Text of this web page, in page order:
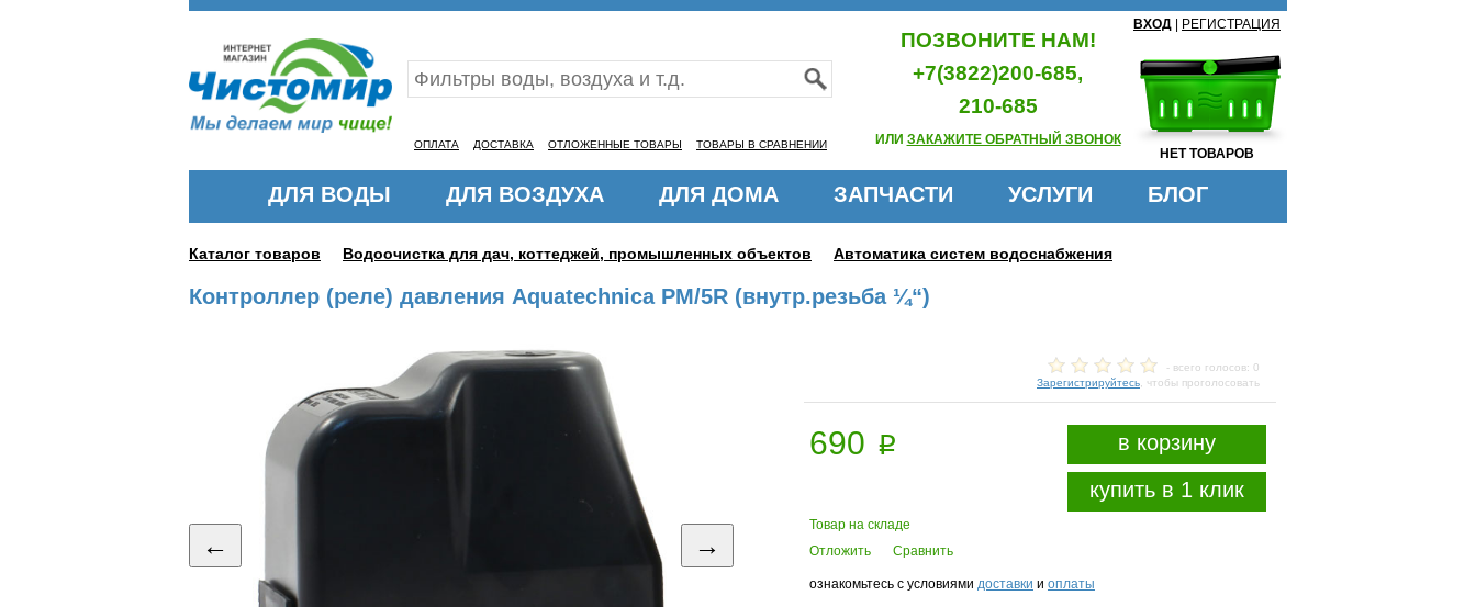
ОПЛАТА ДОСТАВКА ОТЛОЖЕННЫЕ ТОВАРЫ ТОВАРЫ В СРАВНЕНИИ
ПОЗВОНИТЕ НАМ!
+7(3822)200-685,
210-685
ИЛИ ЗАКАЖИТЕ ОБРАТНЫЙ ЗВОНОК
ВХОД РЕГИСТРАЦИЯ
НЕТ ТОВАРОВ
ДЛЯ ВОДЫ ДЛЯ ВОЗДУХА ДЛЯ ДОМА ЗАПЧАСТИ УСЛУГИ БЛОГ
Каталог товаров Водоочистка для дач, коттеджей, промышленных объектов Автоматика систем водоснабжения
Контроллер (реле) давления Aquatechnica PM/5R (внутр.резьба ¼“)
← →
- всего голосов: 0
Зарегистрируйтесь , чтобы проголосовать
690 p
в корзину
купить в 1 клик
Товар на складе
Отложить
Сравнить
ознакомьтесь с условиями доставки и оплаты